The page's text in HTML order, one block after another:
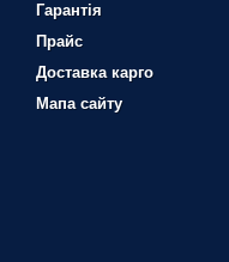
Гарантія
Прайс
Доставка карго
Мапа сайту